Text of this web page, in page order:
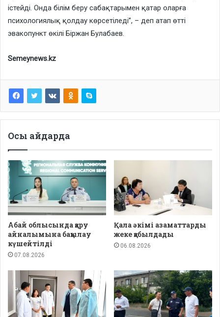
істейді. Онда білім беру сабақтарымен қатар оларға
психологиялық қолдау көрсетіледі”, – деп атап өтті
эвакопункт өкілі Біржан Булабаев.
Semeynews.kz
Осы айдарда
Абай облысында қару
айналымына бақылау
күшейтілді
07.08.2026
Қала әкімі азаматтарды
жеке қабылдады
06.08.2026